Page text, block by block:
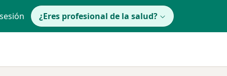
¿Eres profesional de la salud?